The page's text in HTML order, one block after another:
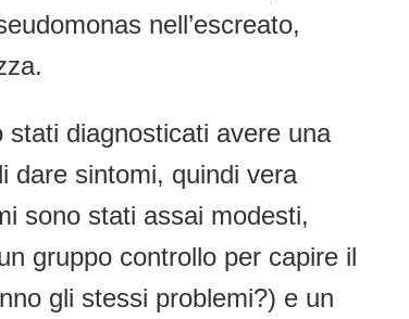
nell’escreato,
stati diagnosticati avere una
dare sintomi, quindi vera
sono stati assai modesti,
gruppo controllo per capire il
gli stessi problemi?) e un